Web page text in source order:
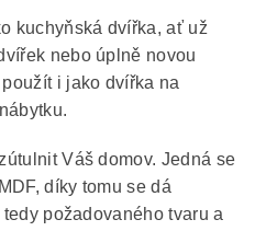
kuchyňská dvířka, ať už
nebo úplně novou
i jako dvířka na
Váš domov. Jedná se
díky tomu se dá
požadovaného tvaru a